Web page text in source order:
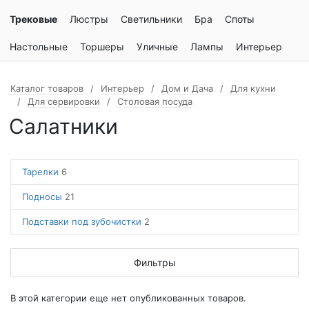
Трековые Люстры Светильники Бра Споты
Настольные Торшеры Уличные Лампы Интерьер
Каталог товаров Интерьер Дом и Дача
Для кухни
Для сервировки
Столовая посуда
Салатники
Тарелки 6
Подносы 21
Подставки под зубочистки 2
Фильтры
В этой категории еще нет опубликованных товаров.